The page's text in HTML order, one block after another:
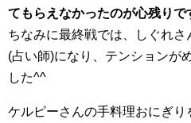
てもらえなかったのが心残りで
ちなみに最終戦では、しぐれ
(占い師)になり、テンションが
した^^
ケルピーさんの手料理おにぎ